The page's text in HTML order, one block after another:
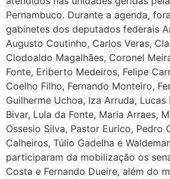
Pernambuco. Durante a agenda,
gabinetes dos deputados federais
Augusto Coutinho, Carlos Veras,
Clodoaldo Magalhães, Coronel
Fonte, Eriberto Medeiros, Felipe
Coelho Filho, Fernando Monteiro,
Guilherme Uchoa, Iza Arruda, Lucas
Bivar, Lula da Fonte, Maria Arraes,
Ossesio Silva, Pastor Eurico, Pedro
Calheiros, Túlio Gadelha e
participaram da mobilização os
Costa e Fernando Dueire, além do